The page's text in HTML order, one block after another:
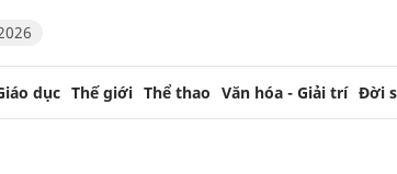
dục Thế giới Thể thao Văn hóa - Giải trí Đời